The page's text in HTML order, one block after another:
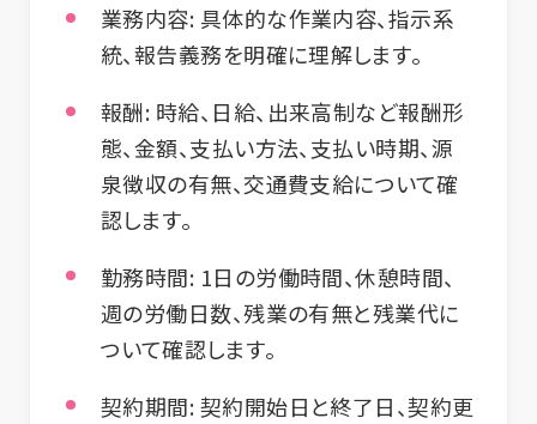
業務内容: 具体的な作業内容、指示系
統、報告義務を明確に理解します。
報酬: 時給、日給、出来高制など報酬形
態、金額、支払い方法、支払い時期、源
泉徴収の有無、交通費支給について確
認します。
勤務時間: 1日の労働時間、休憩時間、
週の労働日数、残業の有無と残業代に
ついて確認します。
契約期間:契約開始日と終了日、契約更